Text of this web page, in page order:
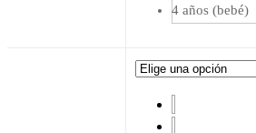
4 años (bebé)